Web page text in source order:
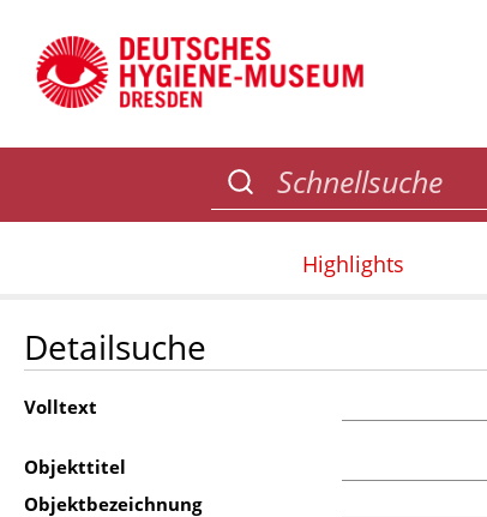
Highlights
Detailsuche
Volltext
Objekttitel
Objektbezeichnung